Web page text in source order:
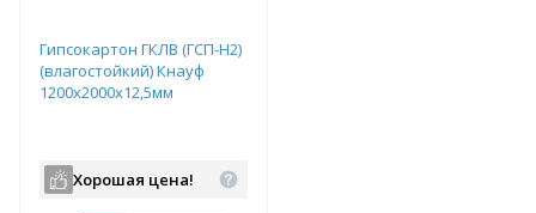
Гипсокартон ГКЛВ (ГСП-Н2)
(влагостойкий) Кнауф
1200х2000х12,5мм
Хорошая цена!